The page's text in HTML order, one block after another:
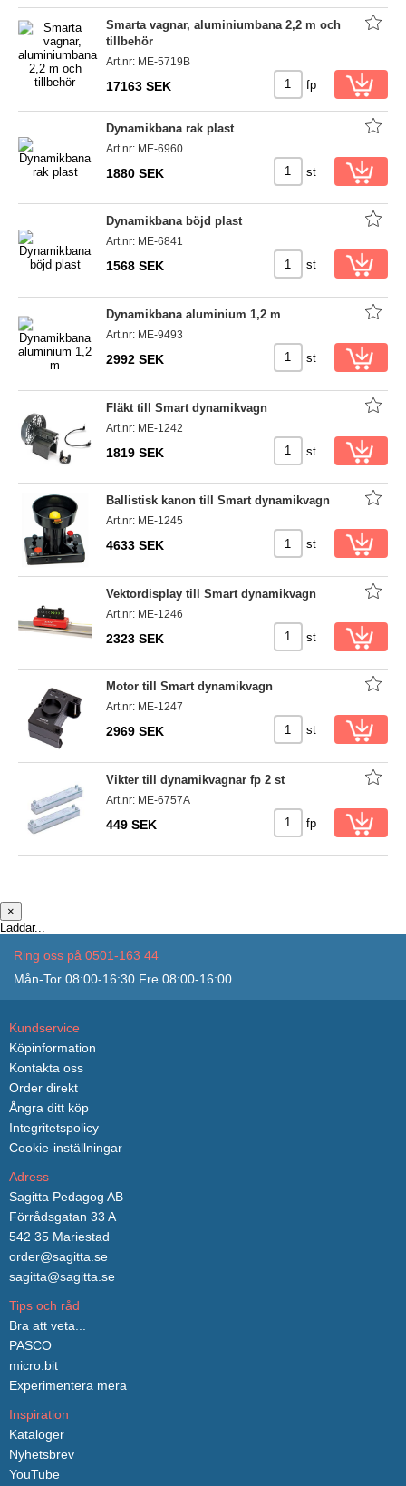
Smarta vagnar, aluminiumbana 2,2 m och
tillbehör
Art.nr: ME-5719B
17163 SEK fp
Dynamikbana rak plast
Art.nr: ME-6960
1880 SEK st
Dynamikbana böjd plast
Art.nr: ME-6841
1568 SEK st
Dynamikbana aluminium 1,2 m
Art.nr: ME-9493
2992 SEK st
Fläkt till Smart dynamikvagn
Art.nr: ME-1242
1819 SEK st
Ballistisk kanon till Smart dynamikvagn
Art.nr: ME-1245
4633 SEK st
Vektordisplay till Smart dynamikvagn
Art.nr: ME-1246
2323 SEK st
Motor till Smart dynamikvagn
Art.nr: ME-1247
2969 SEK st
Vikter till dynamikvagnar fp 2 st
Art.nr: ME-6757A
449 SEK fp
×
Laddar...
Ring oss på 0501-163 44
Mån-Tor 08:00-16:30 Fre 08:00-16:00
Kundservice
Köpinformation
Kontakta oss
Order direkt
Ångra ditt köp
Integritetspolicy
Cookie-inställningar
Adress
Sagitta Pedagog AB
Förrådsgatan 33 A
542 35 Mariestad
order@sagitta.se
sagitta@sagitta.se
Tips och råd
Bra att veta...
PASCO
micro:bit
Experimentera mera
Inspiration
Kataloger
Nyhetsbrev
YouTube